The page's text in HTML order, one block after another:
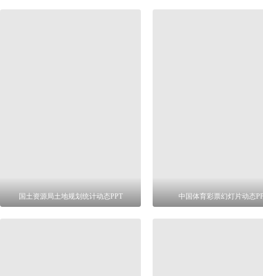
国土资源局土地规划统计动态PPT 中国体育彩票幻灯片动态